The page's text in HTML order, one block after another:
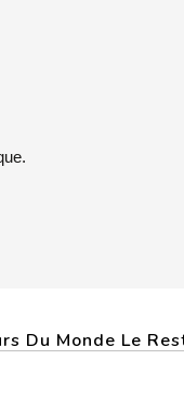
Du Monde Le